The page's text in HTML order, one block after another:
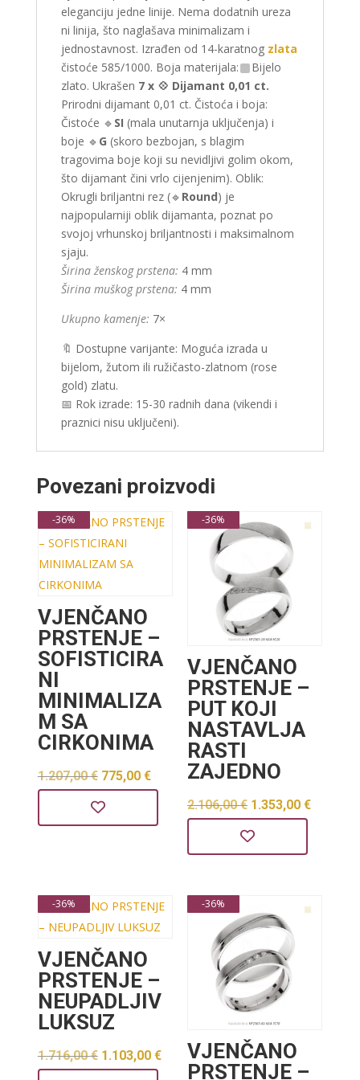
eleganciju jedne linije. Nema dodatnih ureza
ni linija, što naglašava minimalizam i
jednostavnost. Izrađen od 14-karatnog zlata
čistoće 585/1000. Boja materijala:
Bijelo
zlato. Ukrašen 7 x 💠 Dijamant 0,01 ct.
Prirodni dijamant 0,01 ct. Čistoća i boja:
Čistoće 🔹 SI (mala unutarnja uključenja) i
boje 🔹 G (skoro bezbojan, s blagim
tragovima boje koji su nevidljivi golim okom,
što dijamant čini vrlo cijenjenim). Oblik:
Okrugli briljantni rez (🔹 Round) je
najpopularniji oblik dijamanta, poznat po
svojoj vrhunskoj briljantnosti i maksimalnom
sjaju.
Širina ženskog prstena: 4 mm
Širina muškog prstena: 4 mm
Ukupno kamenje: 7×
🔖 Dostupne varijante: Moguća izrada u
bijelom, žutom ili ružičasto-zlatnom (rose
gold) zlatu.
📅 Rok izrade: 15-30 radnih dana (vikendi i
praznici nisu uključeni).
Povezani proizvodi
-36%
VJENČANO
PRSTENJE –
SOFISTICIRA
NI
MINIMALIZA
M SA
CIRKONIMA
1.207,00€ Izvorna
cijena
bila
775,00 €
Trenutna
cijena
je:
775,00 €.
-36%
VJENČANO
PRSTENJE –
PUT KOJI
NASTAVLJA
RASTI
ZAJEDNO
2.106,00€ Izvorna
cijena
bila
2.106,00 €.
1.353,00€
-36%
VJENČANO
PRSTENJE –
NEUPADLJIV
LUKSUZ
1.716,00€ Izvorna
1.103,00 €
Trenutna
-36%
VJENČANO
PRSTENJE –